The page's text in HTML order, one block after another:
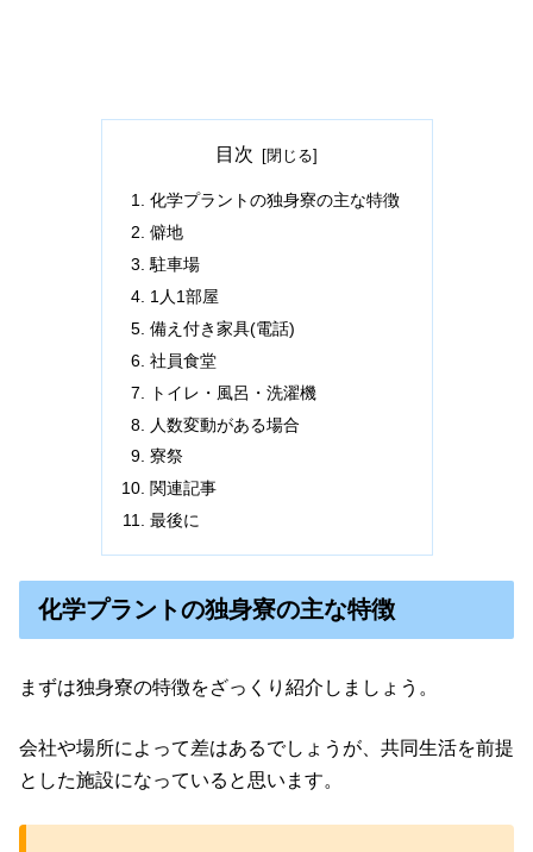
目次
化学プラントの独身寮の主な特徴
僻地
駐車場
1人1部屋
備え付き家具(電話)
社員食堂
トイレ・風呂・洗濯機
人数変動がある場合
寮祭
関連記事
最後に
化学プラントの独身寮の主な特徴
まずは独身寮の特徴をざっくり紹介しましょう。
会社や場所によって差はあるでしょうが、共同生活を前提
とした施設になっていると思います。